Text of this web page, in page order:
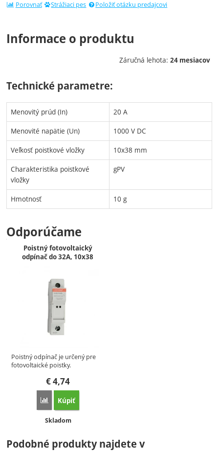
Porovnať Strážiaci pes Položiť otázku predajcovi
Informace o produktu
Záručná lehota: 24 mesiacov
Technické parametre:
Menovitý prúd (In) 20 A
Menovité napätie (Un) 1000 V DC
Veľkosť poistkové vložky 10x38 mm
Charakteristika poistkové
vložky
gPV
Hmotnosť 10 g
Odporúčame
Poistný fotovoltaický
odpínač do 32A, 10x38
Poistný odpínač je určený pre
fotovoltaické poistky.
€4,74
Porovnať
Kúpiť
Dostupnosť:
Skladom
Podobné produkty najdete v